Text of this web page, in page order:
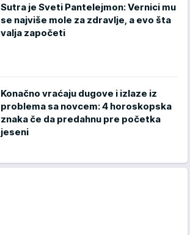
Sutra je Sveti Pantelejmon: Vernici mu
se najviše mole za zdravlje, a evo šta
valja započeti
Konačno vraćaju dugove i izlaze iz
problema sa novcem: 4 horoskopska
znaka če da predahnu pre početka
jeseni